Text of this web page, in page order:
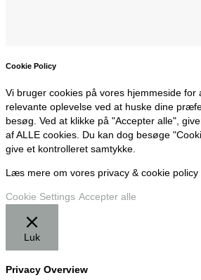
Cookie Policy
Vi bruger cookies på vores hjemmeside for
relevante oplevelse ved at huske dine
besøg. Ved at klikke på "Accepter alle",
af ALLE cookies. Du kan dog besøge
give et kontrolleret samtykke.
Læs mere om vores privacy & cookie policy
Cookie Settings Accepter alle
Luk
Privacy Overview